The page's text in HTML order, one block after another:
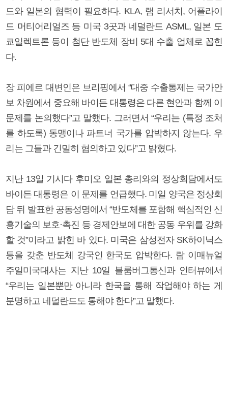
드와 일본의 협력이 필요하다. KLA, 램 리서치, 어플라이
드 머티어리얼즈 등 미국 3곳과 네덜란드 ASML, 일본 도
쿄일렉트론 등이 첨단 반도체 장비 5대 수출 업체로 꼽힌
다.
장 피에르 대변인은 브리핑에서 “대중 수출통제는 국가안
보 차원에서 중요해 바이든 대통령은 다른 현안과 함께 이
문제를 논의했다”고 말했다. 그러면서 “우리는 (특정 조처
를 하도록) 동맹이나 파트너 국가를 압박하지 않는다. 우
리는 그들과 긴밀히 협의하고 있다”고 밝혔다.
지난 13일 기시다 후미오 일본 총리와의 정상회담에서도
바이든 대통령은 이 문제를 언급했다. 미일 양국은 정상회
담 뒤 발표한 공동성명에서 “반도체를 포함해 핵심적인 신
흥기술의 보호·촉진 등 경제안보에 대한 공동 우위를 강화
할 것”이라고 밝힌 바 있다. 미국은 삼성전자 SK하이닉스
등을 갖춘 반도체 강국인 한국도 압박한다. 람 이매뉴얼
주일미국대사는 지난 10일 블룸버그통신과 인터뷰에서
“우리는 일본뿐만 아니라 한국을 통해 작업해야 하는 게
분명하고 네덜란드도 통해야 한다”고 말했다.